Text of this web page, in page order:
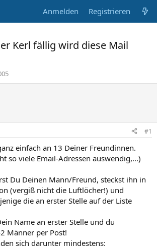
Anmelden Registrieren
Kerl fällig wird diese Mail
#1
einfach an 13 Deiner Freundinnen.
so viele Email-Adressen auswendig,...)
Du Deinen Mann/Freund, steckst ihn in
(vergiß nicht die Luftlöcher!) und
die an erster Stelle auf der Liste
Name an erster Stelle und du
Männer per Post!
sich darunter mindestens: